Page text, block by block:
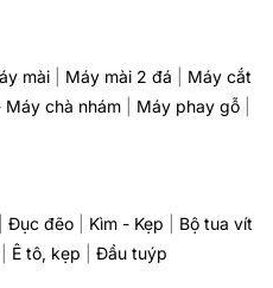
mài Máy mài 2 đá
Máy cắt
Máy chà nhám Máy phay gỗ
Đục đẽo Kìm - Kẹp
Bộ tua vít
Ê tô, kẹp Đầu tuýp